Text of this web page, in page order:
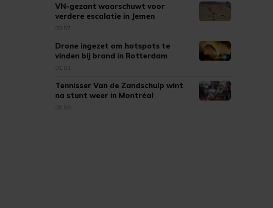
VN-gezant waarschuwt voor
verdere escalatie in Jemen
03:57
Drone ingezet om hotspots te
vinden bij brand in Rotterdam
01:01
Tennisser Van de Zandschulp wint
na stunt weer in Montréal
00:58